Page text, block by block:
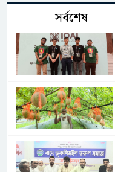
সর্বশেষ